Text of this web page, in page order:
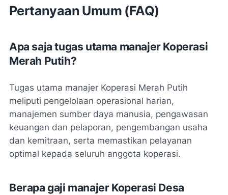
Pertanyaan Umum (FAQ)
Apa saja tugas utama manajer Koperasi
Merah Putih?
Tugas utama manajer Koperasi Merah Putih
meliputi pengelolaan operasional harian,
manajemen sumber daya manusia, pengawasan
keuangan dan pelaporan, pengembangan usaha
dan kemitraan, serta memastikan pelayanan
optimal kepada seluruh anggota koperasi.
Berapa gaji manajer Koperasi Desa